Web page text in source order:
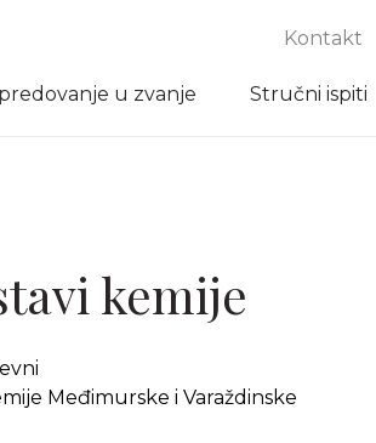
Kontakt
u zvanje Stručni ispiti
kemije
Međimurske i Varaždinske